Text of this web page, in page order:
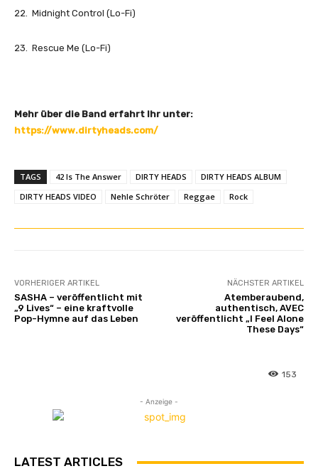
22. Midnight Control (Lo-Fi)
23. Rescue Me (Lo-Fi)
Mehr über die Band erfahrt Ihr unter:
https://www.dirtyheads.com/
TAGS 42 Is The Answer DIRTY HEADS
DIRTY HEADS ALBUM
DIRTY HEADS VIDEO
Nehle Schröter Reggae Rock
VORHERIGER ARTIKEL
SASHA – veröffentlicht mit
„9 Lives“ – eine kraftvolle
Pop-Hymne auf das Leben
NÄCHSTER ARTIKEL
Atemberaubend,
authentisch, AVEC
veröffentlicht „I Feel Alone
These Days“
153
- Anzeige -
LATEST ARTICLES